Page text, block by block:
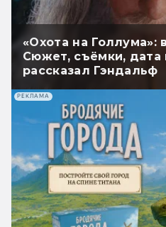
«Охота на Голлума»:
Сюжет, съёмки, дата
рассказал Гэндальф
РЕКЛАМА